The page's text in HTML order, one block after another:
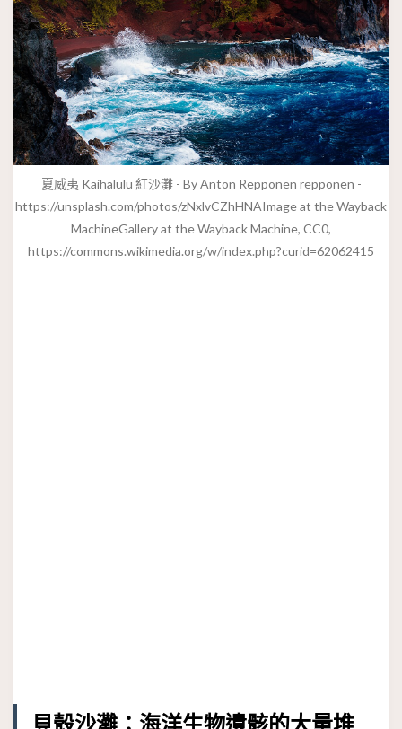
夏威夷 Kaihalulu 紅沙灘 - By Anton Repponen repponen -
https://unsplash.com/photos/zNxlvCZhHNAImage at the Wayback
MachineGallery at the Wayback Machine, CC0,
https://commons.wikimedia.org/w/index.php?curid=62062415
貝殼沙灘：海洋生物遺骸的大量堆